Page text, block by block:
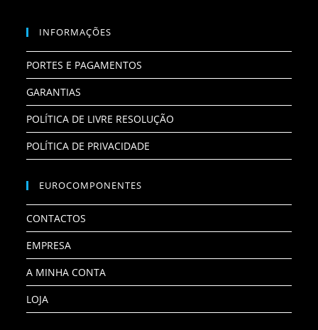
INFORMAÇÕES
PORTES E PAGAMENTOS
GARANTIAS
POLÍTICA DE LIVRE RESOLUÇÃO
POLÍTICA DE PRIVACIDADE
EUROCOMPONENTES
CONTACTOS
EMPRESA
A MINHA CONTA
LOJA